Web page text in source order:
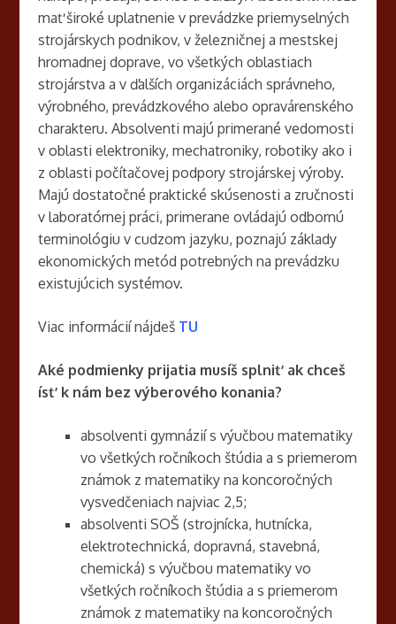
mať široké uplatnenie v prevádzke priemyselných
strojárskych podnikov, v železničnej a mestskej
hromadnej doprave, vo všetkých oblastiach
strojárstva a v ďalších organizáciách správneho,
výrobného, prevádzkového alebo opravárenského
charakteru. Absolventi majú primerané vedomosti
v oblasti elektroniky, mechatroniky, robotiky ako i
z oblasti počítačovej podpory strojárskej výroby.
Majú dostatočné praktické skúsenosti a zručnosti
v laboratórnej práci, primerane ovládajú odbornú
terminológiu v cudzom jazyku, poznajú základy
ekonomických metód potrebných na prevádzku
existujúcich systémov.
Viac informácií nájdeš TU
Aké podmienky prijatia musíš splniť ak chceš
ísť k nám bez výberového konania?
absolventi gymnázií s výučbou matematiky
vo všetkých ročníkoch štúdia a s priemerom
známok z matematiky na koncoročných
vysvedčeniach najviac 2,5;
absolventi SOŠ (strojnícka, hutnícka,
elektrotechnická, dopravná, stavebná,
chemická) s výučbou matematiky vo
všetkých ročníkoch štúdia a s priemerom
známok z matematiky na koncoročných